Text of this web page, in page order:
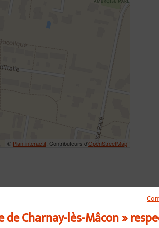
© Plan-interactif , Contributeurs d'OpenStreetMap
de Charnay-lès-Mâcon »